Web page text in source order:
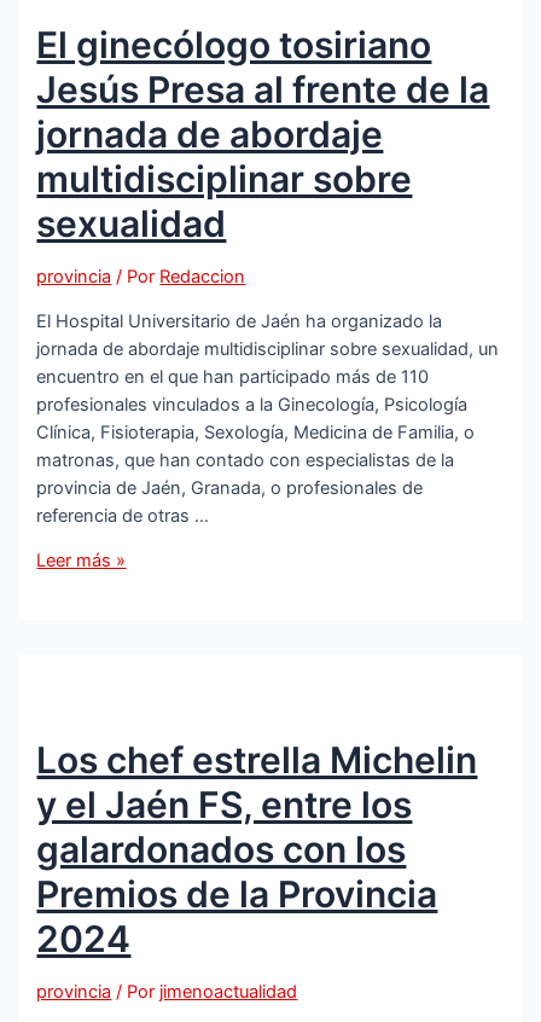
El ginecólogo tosiriano
Jesús Presa al frente de la
jornada de abordaje
multidisciplinar sobre
sexualidad
provincia / Por Redaccion
El Hospital Universitario de Jaén ha organizado la
jornada de abordaje multidisciplinar sobre sexualidad, un
encuentro en el que han participado más de 110
profesionales vinculados a la Ginecología, Psicología
Clínica, Fisioterapia, Sexología, Medicina de Familia, o
matronas, que han contado con especialistas de la
provincia de Jaén, Granada, o profesionales de
referencia de otras …
El
de
la
jornada
de
abordaje
multidisciplinar
sobre
sexualidad
Leer más »
Los chef estrella Michelin
y el Jaén FS, entre los
galardonados con los
Premios de la Provincia
2024
provincia / Por jimenoactualidad